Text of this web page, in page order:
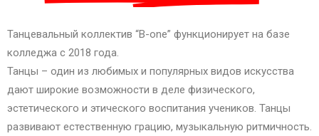
Танцевальный коллектив “B-one” функционирует на базе
колледжа с 2018 года.
Танцы – один из любимых и популярных видов искусства
дают широкие возможности в деле физического,
эстетического и этического воспитания учеников. Танцы
развивают естественную грацию, музыкальную ритмичность.